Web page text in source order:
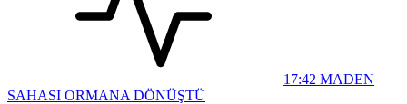
17:42 MADEN
SAHASI ORMANA DÖNÜŞTÜ